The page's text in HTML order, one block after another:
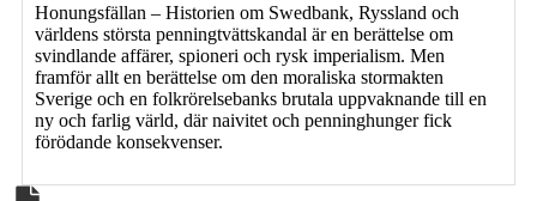
Honungsfällan – Historien om Swedbank, Ryssland och
världens största penningtvättskandal är en berättelse om
svindlande affärer, spioneri och rysk imperialism. Men
framför allt en berättelse om den moraliska stormakten
Sverige och en folkrörelsebanks brutala uppvaknande till en
ny och farlig värld, där naivitet och penninghunger fick
förödande konsekvenser.